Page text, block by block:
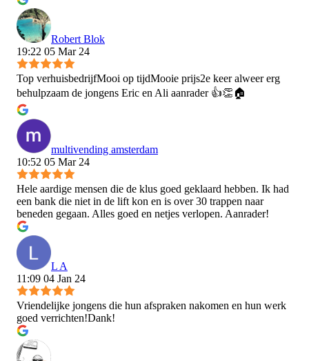
Robert Blok
19:22 05 Mar 24
Top verhuisbedrijfMooi op tijdMooie prijs2e keer alweer erg
behulpzaam de jongens Eric en Ali aanrader 👍👏🏠
multivending amsterdam
10:52 05 Mar 24
Hele aardige mensen die de klus goed geklaard hebben. Ik had
een bank die niet in de lift kon en is over 30 trappen naar
beneden gegaan. Alles goed en netjes verlopen. Aanrader!
L A
11:09 04 Jan 24
Vriendelijke jongens die hun afspraken nakomen en hun werk
goed verrichten!Dank!